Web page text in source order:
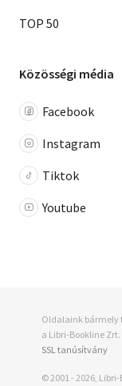
TOP 50
Közösségi média
Facebook
Instagram
Tiktok
Youtube
Oldalaink bármely
a Libri-Bookline
SSL tanúsítvány
© 2001 - 2026,